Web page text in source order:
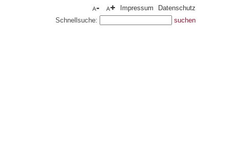
Impressum
Datenschutz
Schnellsuche: